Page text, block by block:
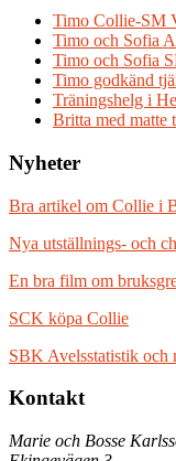
Timo Collie-SM
Timo och Sofia
Timo och Sofia
Timo godkänd
Träningshelg i
Britta med matte
Nyheter
Bra artikel om Collie i
Nya utställnings- och
En bra film om
SCK köpa Collie
SBK Avelsstatistik och
Kontakt
Marie och Bosse